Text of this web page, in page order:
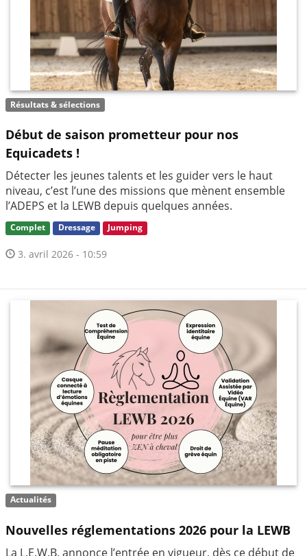
Résultats & sélections
Début de saison prometteur pour nos
Equicadets !
Détecter les jeunes talents et les guider vers le haut
niveau, c’est l’une des missions que mènent ensemble
l’ADEPS et la LEWB depuis quelques années.
Complet Dressage Jumping
3. avril 2026 - 10:59
Actualités
Nouvelles réglementations 2026 pour la LEWB
La L.E.W.B. annonce l’entrée en vigueur, dès ce début de